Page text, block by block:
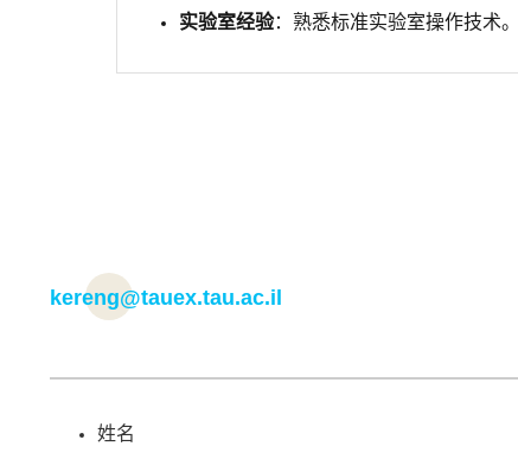
实验室经验：熟悉标准实验室操作技术。
kereng@tauex.tau.ac.il
姓名